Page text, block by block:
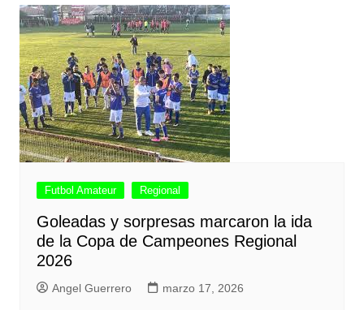
Futbol Amateur Regional
Goleadas y sorpresas marcaron la ida
de la Copa de Campeones Regional
2026
Angel Guerrero marzo 17, 2026